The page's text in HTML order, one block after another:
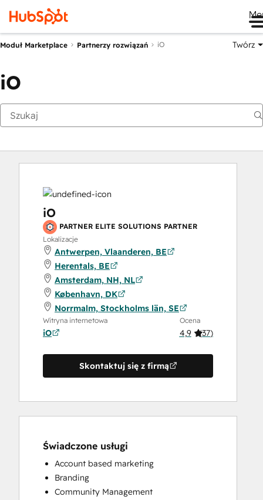
Moduł Marketplace Partnerzy rozwiązań iO Twórz
iO
iO
PARTNER ELITE SOLUTIONS PARTNER
Lokalizacje
Antwerpen, Vlaanderen, BE
Herentals, BE
Amsterdam, NH, NL
København, DK
Norrmalm, Stockholms län, SE
Witryna internetowa
iO
Ocena
4,9 (37)
Skontaktuj się z firmą
Świadczone usługi
Account based marketing
Branding
Community Management